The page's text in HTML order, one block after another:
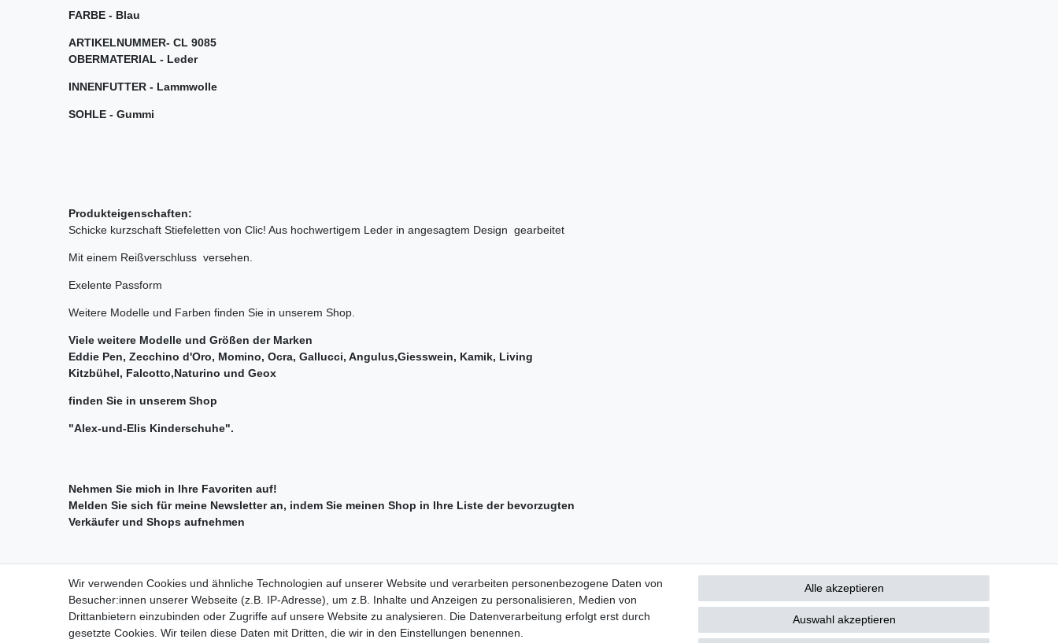
FARBE - Blau
ARTIKELNUMMER- CL 9085
OBERMATERIAL - Leder
INNENFUTTER - Lammwolle
SOHLE - Gummi
Produkteigenschaften:
Schicke kurzschaft Stiefeletten von Clic! Aus hochwertigem Leder in angesagtem Design gearbeitet
Mit einem Reißverschluss versehen.
Exelente Passform
Weitere Modelle und Farben finden Sie in unserem Shop.
Viele weitere Modelle und Größen der Marken
Eddie Pen, Zecchino d'Oro, Momino, Ocra, Gallucci, Angulus,Giesswein, Kamik, Living
Kitzbühel, Falcotto,Naturino und Geox
finden Sie in unserem Shop
"Alex-und-Elis Kinderschuhe".
Nehmen Sie mich in Ihre Favoriten auf!
Melden Sie sich für meine Newsletter an, indem Sie meinen Shop in Ihre Liste der bevorzugten
Verkäufer und Shops aufnehmen
Hersteller: Calzados Kido, S.L., Elche Parque Empresarial Severo Ochoa 36, 03203 Elche-Alicante, Spanien, doris@clic-shoes.com
EU-Verantwortlicher: Calzados Kido, S.L., Elche Parque Empresarial Severo Ochoa 36, 03203 Elche-Alicante, Spanien, doris@clic-shoes.com
Wir verwenden Cookies und ähnliche Technologien auf unserer Website und verarbeiten personenbezogene Daten von
Besucher:innen unserer Webseite (z.B. IP-Adresse), um z.B. Inhalte und Anzeigen zu personalisieren, Medien von
Drittanbietern einzubinden oder Zugriffe auf unsere Website zu analysieren. Die Datenverarbeitung erfolgt erst durch
gesetzte Cookies. Wir teilen diese Daten mit Dritten, die wir in den Einstellungen benennen.
Alle akzeptieren
Auswahl akzeptieren